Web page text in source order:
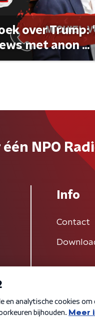
over Trump:
met anon ...
NPO
Info
Contact